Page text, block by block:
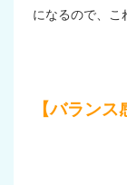
になるので、こ
【バラン